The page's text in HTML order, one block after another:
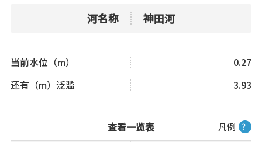
河名称 神田河
当前水位（m）
0.27
还有（m）泛滥
3.93
凡例 ？
查看一览表